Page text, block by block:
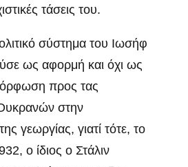
τάσεις του.
σύστημα του Ιωσήφ
ως αφορμή και όχι ως
προς τας
στην
γεωργίας, γιατί τότε, το
ο ίδιος ο Στάλιν